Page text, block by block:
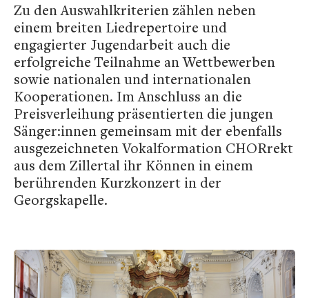
Zu den Auswahlkriterien zählen neben
einem breiten Liedrepertoire und
engagierter Jugendarbeit auch die
erfolgreiche Teilnahme an Wettbewerben
sowie nationalen und internationalen
Kooperationen. Im Anschluss an die
Preisverleihung präsentierten die jungen
Sänger:innen gemeinsam mit der ebenfalls
ausgezeichneten Vokalformation CHORrekt
aus dem Zillertal ihr Können in einem
berührenden Kurzkonzert in der
Georgskapelle.